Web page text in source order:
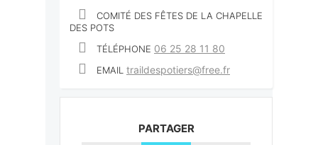
COMITÉ DES FÊTES DE LA CHAPELLE
DES POTS
TÉLÉPHONE 06 25 28 11 80
EMAIL traildespotiers@free.fr
PARTAGER